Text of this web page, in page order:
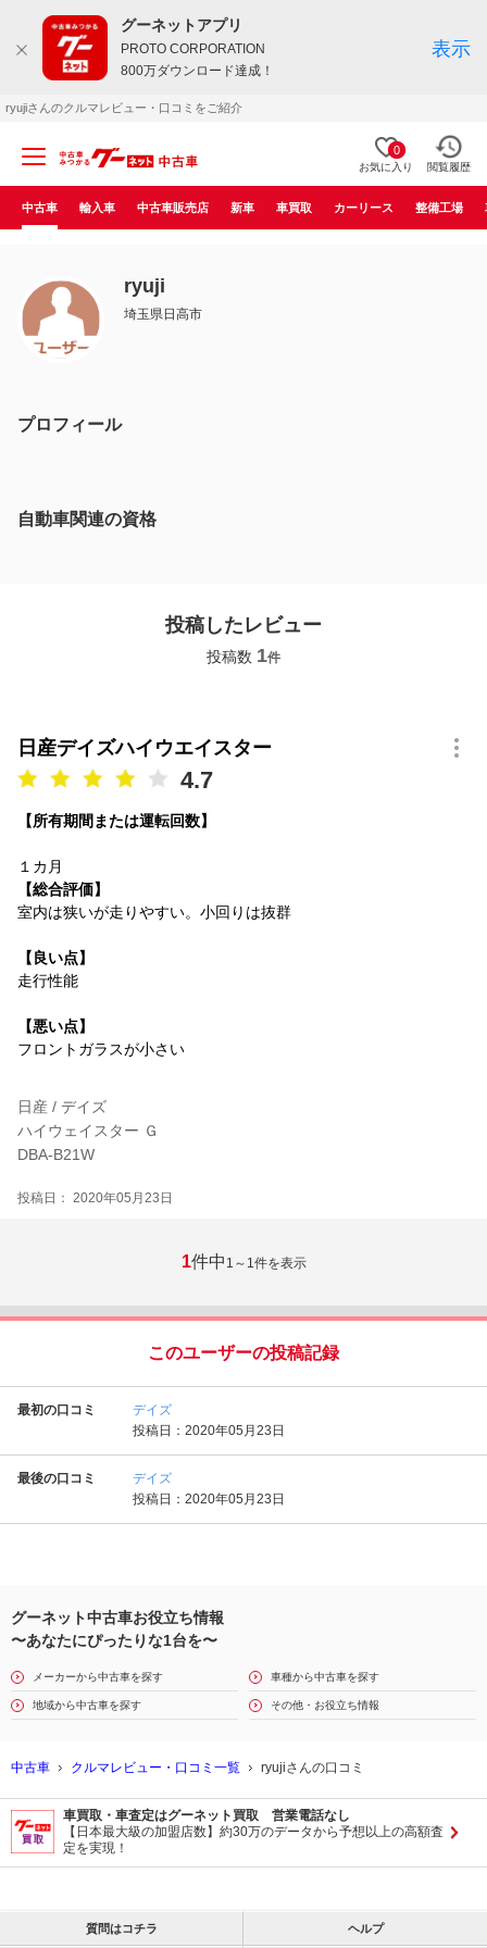
グーネットアプリ
PROTO CORPORATION
800万ダウンロード達成！
表示
ryujiさんのクルマレビュー・口コミをご紹介
0
お気に入り 閲覧履歴
中古車 輸入車 中古車販売店 新車 車買取 カーリース 整備工場
ryuji
埼玉県日高市
プロフィール
自動車関連の資格
投稿したレビュー
投稿数 1件
日産デイズハイウエイスター
4.7
【所有期間または運転回数】
１カ月
【総合評価】
室内は狭いが走りやすい。小回りは抜群
【良い点】
走行性能
【悪い点】
フロントガラスが小さい
日産 / デイズ
ハイウェイスター Ｇ
DBA-B21W
投稿日： 2020年05月23日
1件中 1～1件を表示
このユーザーの投稿記録
最初の口コミ
デイズ
投稿日：2020年05月23日
最後の口コミ
デイズ
投稿日：2020年05月23日
グーネット中古車お役立ち情報
〜あなたにぴったりな1台を〜
メーカーから中古車を探す 車種から中古車を探す
地域から中古車を探す その他・お役立ち情報
中古車 クルマレビュー・口コミ一覧 ryujiさんの口コミ
車買取・車査定はグーネット買取 営業電話なし
【日本最大級の加盟店数】約30万のデータから予想以上の高額査
定を実現！
質問はコチラ ヘルプ